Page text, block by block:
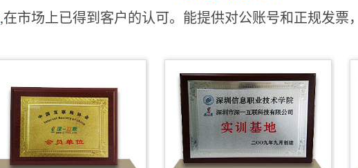
,在市场上已得到客户的认可。能提供对公账号和正规发票